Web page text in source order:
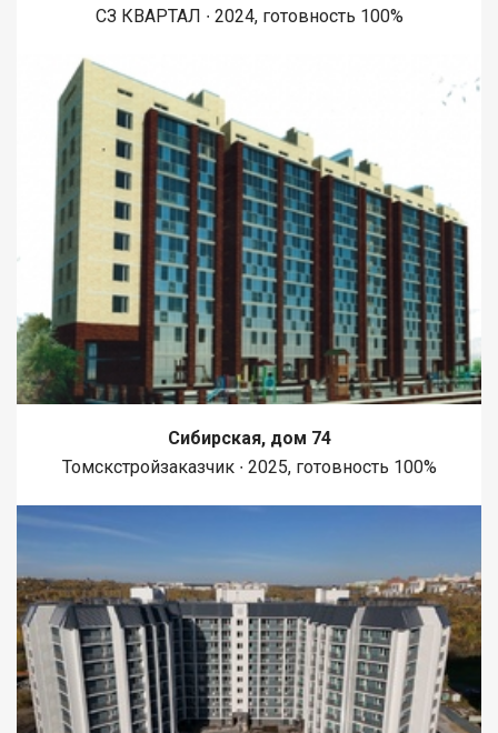
СЗ КВАРТАЛ ∙ 2024, готовность 100%
Сибирская, дом 74
Томскстройзаказчик ∙ 2025, готовность 100%